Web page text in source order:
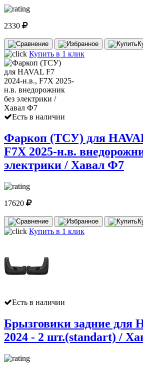
2330
Купить в 1 клик
Есть в наличии
Фаркоп (ТСУ) для
F7X 2025-н.в.
электрики / Хавал Ф7
17620
Купить в 1 клик
Есть в наличии
Брызговики задние для
2024 - 2 шт.(standart) /